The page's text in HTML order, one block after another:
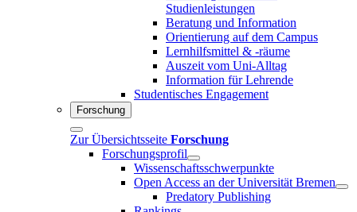
Studienleistungen
Beratung und Information
Orientierung auf dem Campus
Lernhilfsmittel & -räume
Auszeit vom Uni-Alltag
Information für Lehrende
Studentisches Engagement
Forschung
Zur Übersichtsseite Forschung
Forschungsprofil
Wissenschaftsschwerpunkte
Open Access an der Universität Bremen
Predatory Publishing